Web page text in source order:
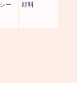
ー
顔料